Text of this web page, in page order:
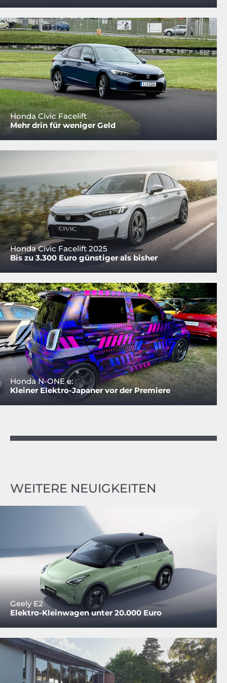
Honda Civic Facelift
Mehr drin für weniger Geld
Honda Civic Facelift 2025
Bis zu 3.300 Euro günstiger als bisher
Honda N-ONE e:
Kleiner Elektro-Japaner vor der Premiere
WEITERE NEUIGKEITEN
Geely E2
Elektro-Kleinwagen unter 20.000 Euro